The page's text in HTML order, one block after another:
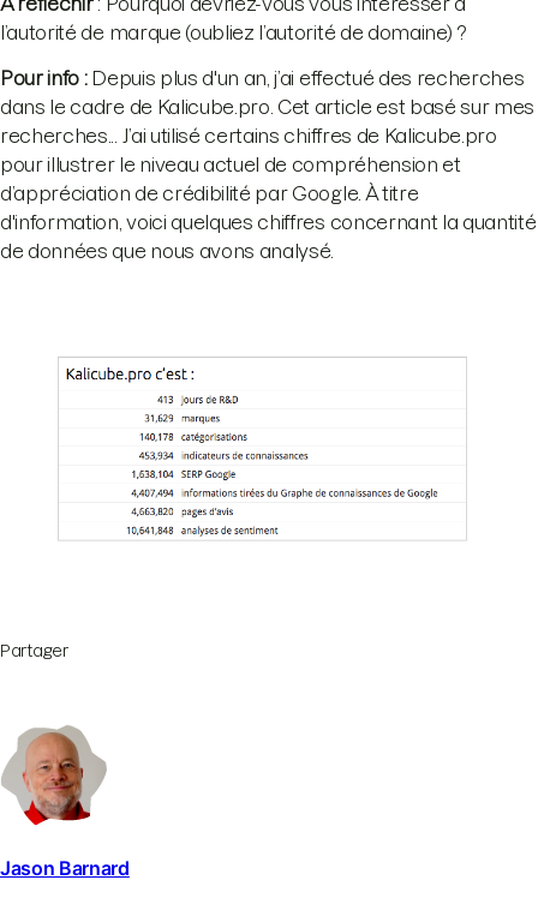
l’autorité de marque (oubliez l’autorité de domaine) ?
Pour info : Depuis plus d'un an, j’ai effectué des recherches
dans le cadre de Kalicube.pro. Cet article est basé sur mes
recherches... J’ai utilisé certains chiffres de Kalicube.pro
pour illustrer le niveau actuel de compréhension et
d’appréciation de crédibilité par Google. À titre
d'information, voici quelques chiffres concernant la quantité
de données que nous avons analysé.
Partager
Jason Barnard